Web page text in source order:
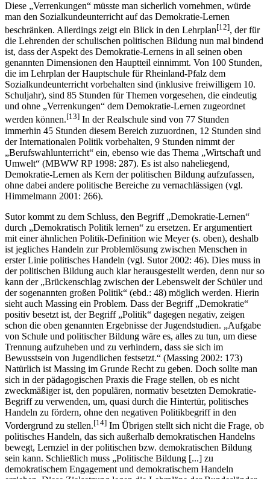
Diese „Verrenkungen“ müsste man sicherlich vornehmen, würde
man den Sozialkundeunterricht auf das Demokratie-Lernen
beschränken. Allerdings zeigt ein Blick in den Lehrplan[12], der für
die Lehrenden der schulischen politischen Bildung nun mal bindend
ist, dass der Aspekt des Demokratie-Lernens in all seinen oben
genannten Dimensionen den Hauptteil einnimmt. Von 100 Stunden,
die im Lehrplan der Hauptschule für Rheinland-Pfalz dem
Sozialkundeunterricht vorbehalten sind (inklusive freiwilligem 10.
Schuljahr), sind 85 Stunden für Themen vorgesehen, die eindeutig
und ohne „Verrenkungen“ dem Demokratie-Lernen zugeordnet
werden können.[13] In der Realschule sind von 77 Stunden
immerhin 45 Stunden diesem Bereich zuzuordnen, 12 Stunden sind
der Internationalen Politik vorbehalten, 9 Stunden nimmt der
„Berufswahlunterricht“ ein, ebenso wie das Thema „Wirtschaft und
Umwelt“ (MBWW RP 1998: 287). Es ist also naheliegend,
Demokratie-Lernen als Kern der politischen Bildung aufzufassen,
ohne dabei andere politische Bereiche zu vernachlässigen (vgl.
Himmelmann 2001: 266).
Sutor kommt zu dem Schluss, den Begriff „Demokratie-Lernen“
durch „Demokratisch Politik lernen“ zu ersetzen. Er argumentiert
mit einer ähnlichen Politik-Definition wie Meyer (s. oben), deshalb
ist jegliches Handeln zur Problemlösung zwischen Menschen in
erster Linie politisches Handeln (vgl. Sutor 2002: 46). Dies muss in
der politischen Bildung auch klar herausgestellt werden, denn nur so
kann der „Brückenschlag zwischen der Lebenswelt der Schüler und
der sogenannten großen Politik“ (ebd.: 48) möglich werden. Hierin
sieht auch Massing ein Problem. Dass der Begriff „Demokratie“
positiv besetzt ist, der Begriff „Politik“ dagegen negativ, zeigen
schon die oben genannten Ergebnisse der Jugendstudien. „Aufgabe
von Schule und politischer Bildung wäre es, alles zu tun, um diese
Trennung aufzuheben und zu verhindern, dass sie sich im
Bewusstsein von Jugendlichen festsetzt.“ (Massing 2002: 173)
Natürlich ist Massing im Grunde Recht zu geben. Doch sollte man
sich in der pädagogischen Praxis die Frage stellen, ob es nicht
zweckmäßiger ist, den populären, normativ besetzten Demokratie-
Begriff zu verwenden, um, quasi durch die Hintertür, politisches
Handeln zu fördern, ohne den negativen Politikbegriff in den
Vordergrund zu stellen.[14] Im Übrigen stellt sich nicht die Frage, ob
politisches Handeln, das sich außerhalb demokratischen Handelns
bewegt, Lernziel in der politischen bzw. demokratischen Bildung
sein kann. Schließlich muss „Politische Bildung [...] zu
demokratischem Engagement und demokratischem Handeln